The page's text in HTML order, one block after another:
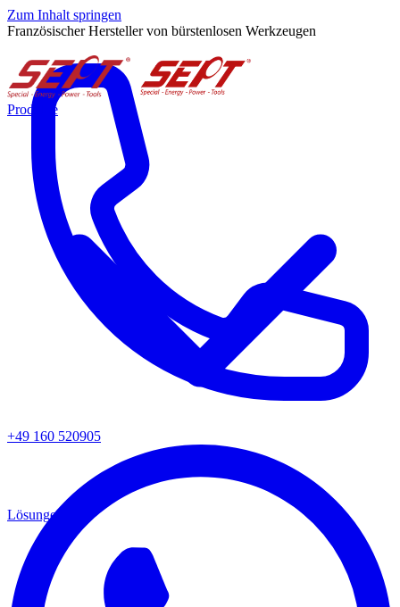
Zum Inhalt springen
Französischer Hersteller von bürstenlosen Werkzeugen
+49 160 520905
Produkte
Lösungen